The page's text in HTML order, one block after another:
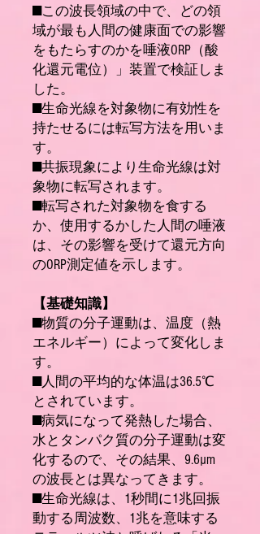
■この波長領域の中で、どの領
域が最も人間の健康面での影響
をもたらすのかを唾液ORP（酸
化還元電位）」装置で検証しま
した。
■生命光線を対象物に有効性を
持たせるには転写方法を用いま
す。
■共振現象により生命光線は対
象物に転写されます。
■転写された対象物を食する
か、使用するかした人間の唾液
は、その影響を受けて還元方向
のORP測定値を示します。
【基礎知識】
■物質の分子運動は、温度（熱
エネルギー）によって変化しま
す。
■人間の平均的な体温は36.5℃
とされています。
■病気になって発熱した場合、
水とタンパク質の分子運動は変
化するので、その結果、9.6µm
の波長とは異なってきます。
■生命光線は、1秒間に1兆回振
動する周波数、1兆を意味する